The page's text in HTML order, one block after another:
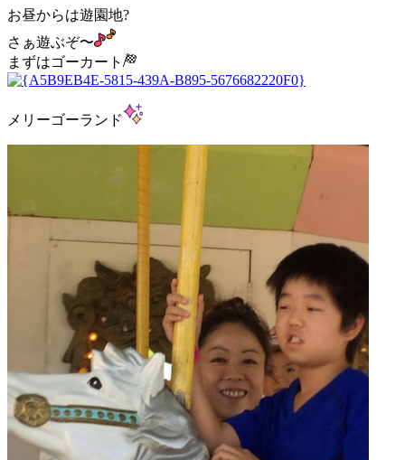
お昼からは遊園地?
さぁ遊ぶぞ〜
まずはゴーカート
メリーゴーランド